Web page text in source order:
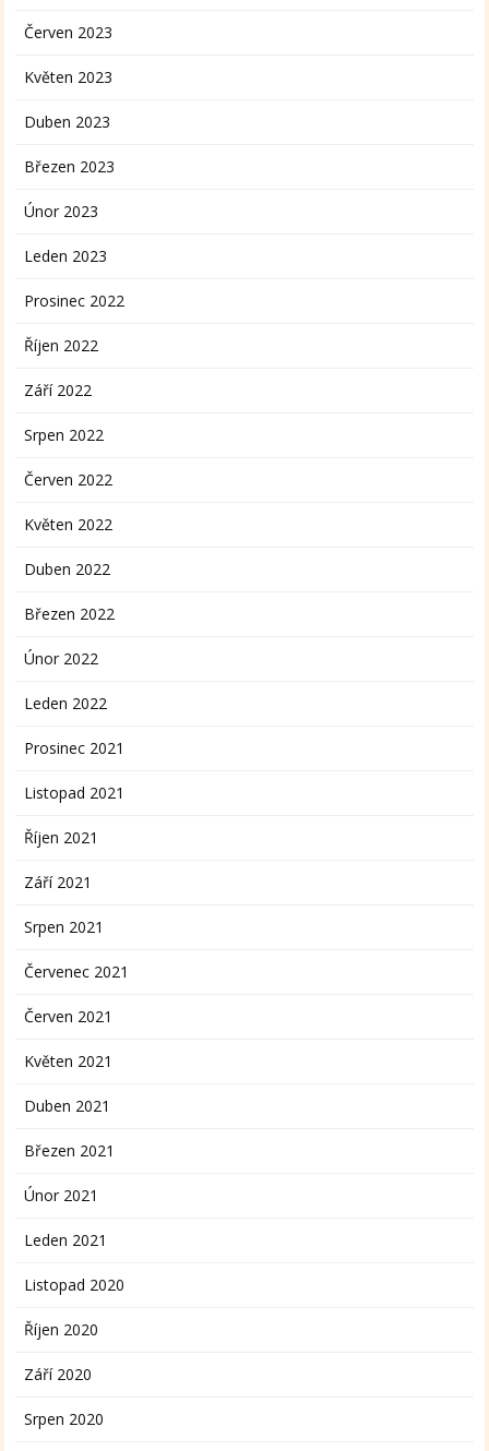
Červen 2023
Květen 2023
Duben 2023
Březen 2023
Únor 2023
Leden 2023
Prosinec 2022
Říjen 2022
Září 2022
Srpen 2022
Červen 2022
Květen 2022
Duben 2022
Březen 2022
Únor 2022
Leden 2022
Prosinec 2021
Listopad 2021
Říjen 2021
Září 2021
Srpen 2021
Červenec 2021
Červen 2021
Květen 2021
Duben 2021
Březen 2021
Únor 2021
Leden 2021
Listopad 2020
Říjen 2020
Září 2020
Srpen 2020